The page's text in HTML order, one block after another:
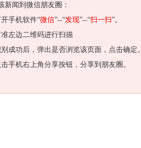
新闻到微信朋友圈：
开手机软件“微信”--“发现”--“扫一扫”。
左边二维码进行扫描
成功后，弹出是否浏览该页面，点击确定。
手机右上角分享按钮，分享到朋友圈。